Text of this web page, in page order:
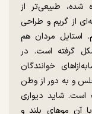
شده، طبیعی‌تر از
از گریم و طراحی
می‌کنیم. استایل مردان هم
گرفته است. در
خوانندگان
و به دور از وطن
است. شاید دیواری
آن مو‌های بلند و